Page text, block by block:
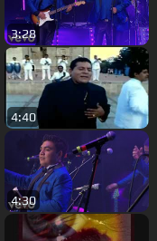
3:28
4:40
4:30